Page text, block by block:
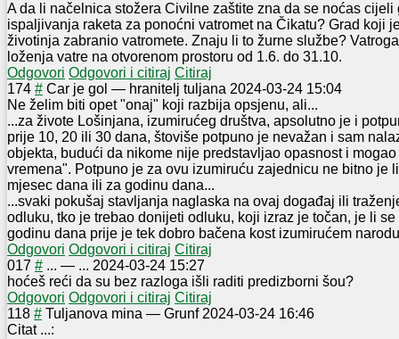
A da li načelnica stožera Civilne zaštite zna da se noćas cijeli
ispaljivanja raketa za ponoćni vatromet na Čikatu? Grad koji
životinja zabranio vatromete. Znaju li to žurne službe?
loženja vatre na otvorenom prostoru od 1.6. do 31.10.
Odgovori Odgovori i citiraj Citiraj
174 # Car je gol — hranitelj tuljana 2024-03-24 15:04
Ne želim biti opet "onaj" koji razbija opsjenu, ali...
...za živote Lošinjana, izumirućeg društva, apsolutno je i
prije 10, 20 ili 30 dana, štoviše potpuno je nevažan i sam
objekta, budući da nikome nije predstavljao opasnost i
vremena". Potpuno je za ovu izumiruću zajednicu ne bitno je
mjesec dana ili za godinu dana...
...svaki pokušaj stavljanja naglaska na ovaj događaj ili
odluku, tko je trebao donijeti odluku, koji izraz je točan, je li
godinu dana prije je tek dobro bačena kost izumirućem
Odgovori Odgovori i citiraj Citiraj
017 # ... — ... 2024-03-24 15:27
hoćeš reći da su bez razloga išli raditi predizborni šou?
Odgovori Odgovori i citiraj Citiraj
118 # Tuljanova mina — Grunf 2024-03-24 16:46
Citat ...: